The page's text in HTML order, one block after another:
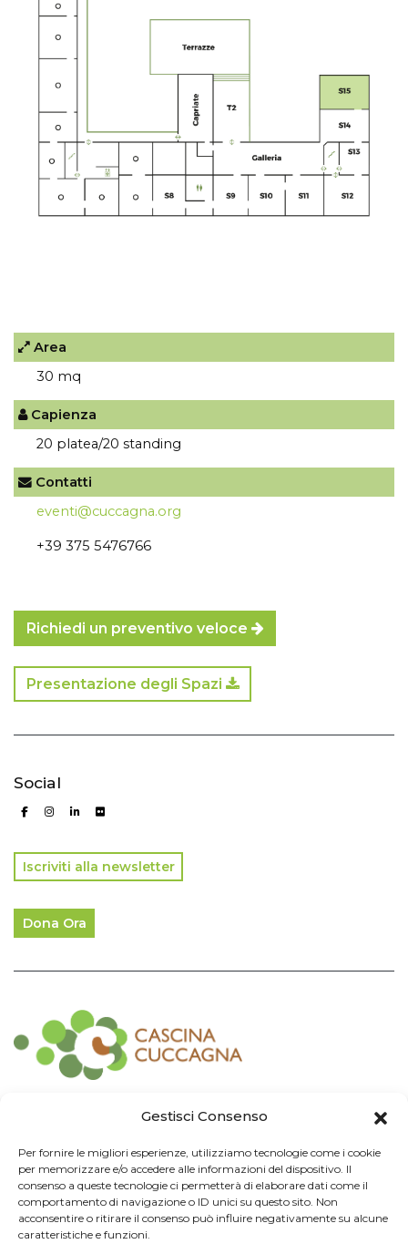
Gestisci Consenso
Per fornire le migliori esperienze, utilizziamo tecnologie come i cookie
per memorizzare e/o accedere alle informazioni del dispositivo. Il
consenso a queste tecnologie ci permetterà di elaborare dati come il
comportamento di navigazione o ID unici su questo sito. Non
acconsentire o ritirare il consenso può influire negativamente su alcune
caratteristiche e funzioni.
Area
30 mq
Capienza
20 platea/20 standing
Contatti
eventi@cuccagna.org
+39 375 5476766
Richiedi un preventivo veloce
Presentazione degli Spazi
Social
Iscriviti alla newsletter
Dona Ora
Impresa Sociale
Via Cuccagna 2/4 - 20135 Milano - tel. 02.83421007
CF97426130155 -P. IVA06232010964 -REA MI-2522352 -RUNTS25837
21/03/2022
cuccagna@arubapec.it - info@cuccagna.org